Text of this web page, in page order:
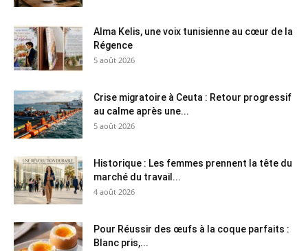
Alma Kelis, une voix tunisienne au cœur de la
Régence
5 août 2026
Crise migratoire à Ceuta : Retour progressif
au calme après une...
5 août 2026
Historique : Les femmes prennent la tête du
marché du travail...
4 août 2026
Pour Réussir des œufs à la coque parfaits :
Blanc pris,...